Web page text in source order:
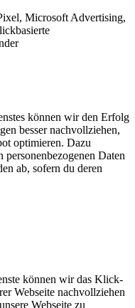
Microsoft Advertising,
können wir den Erfolg
besser nachvollziehen,
optimieren. Dazu
personenbezogenen Daten
ab, sofern du deren
können wir das Klick-
Webseite nachvollziehen
Webseite zu